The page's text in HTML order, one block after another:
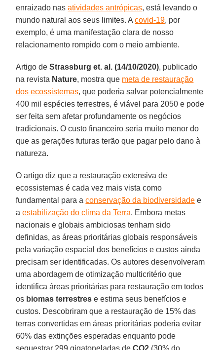
enraizado nasatividades antrópicas, está levando o
mundo natural aos seus limites. Acovid-19, por
exemplo, é uma manifestação clara de nosso
relacionamento rompido com o meio ambiente.
Artigo deStrassburg et. al. (14/10/2020), publicado
na revista Nature, mostra que meta de restauração
dos ecossistemas, que poderia salvar potencialmente
400 mil espécies terrestres, é viável para 2050 e pode
ser feita sem afetar profundamente os negócios
tradicionais. O custo financeiro seria muito menor do
que as gerações futuras terão que pagar pelo dano à
natureza.
O artigo diz que a restauração extensiva de
ecossistemas é cada vez mais vista como
fundamental para aconservação da biodiversidade e
aestabilização do clima da Terra. Embora metas
nacionais e globais ambiciosas tenham sido
definidas, as áreas prioritárias globais responsáveis ​​
pela variação espacial dos benefícios e custos ainda
precisam ser identificadas. Os autores desenvolveram
uma abordagem de otimização multicritério que
identifica áreas prioritárias para restauração em todos
os biomas terrestres e estima seus benefícios e
custos. Descobriram que a restauração de 15% das
terras convertidas em áreas prioritárias poderia evitar
60% das extinções esperadas enquanto pode
sequestrar 299 gigatoneladas deCO2 (30% do